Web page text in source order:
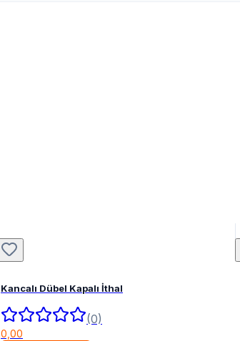
Kancalı Dübel Kapalı İthal
(0)
0,00